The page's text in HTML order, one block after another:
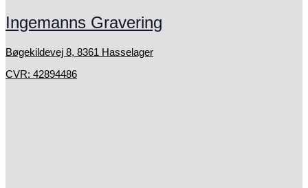
Ingemanns Gravering
Bøgekildevej 8, 8361 Hasselager
CVR: 42894486